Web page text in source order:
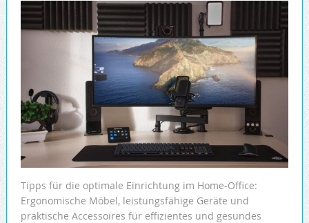
Tipps für die optimale Einrichtung im Home-Office:
Ergonomische Möbel, leistungsfähige Geräte und
praktische Accessoires für effizientes und gesundes